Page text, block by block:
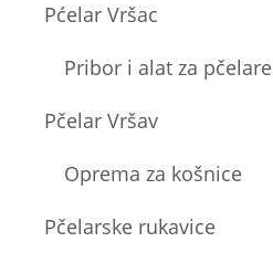
Pćelar Vršac
Pribor i alat za pčelare
Pčelar Vršav
Oprema za košnice
Pčelarske rukavice